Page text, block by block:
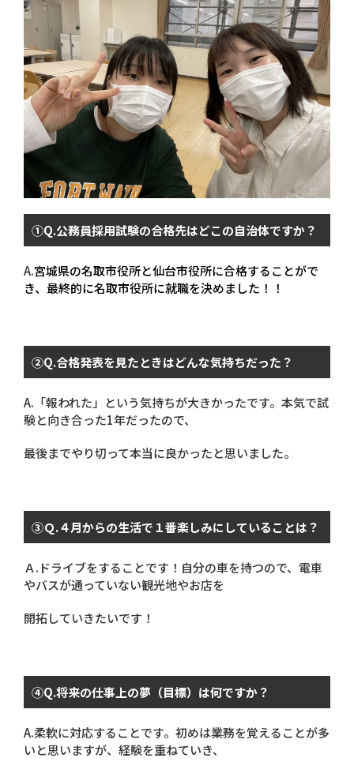
①Q.公務員採用試験の合格先はどこの自治体ですか？
A.宮城県の名取市役所と仙台市役所に合格することがで
き、最終的に名取市役所に就職を決めました！！
②Q.合格発表を見たときはどんな気持ちだった？
A. 「報われた」という気持ちが大きかったです。本気で試
験と向き合った1年だったので、
最後までやり切って本当に良かったと思いました。
③Ｑ.４月からの生活で１番楽しみにしていることは？
Ａ. ドライブをすることです！自分の車を持つので、電車
やバスが通っていない観光地やお店を
開拓していきたいです！
④Q.将来の仕事上の夢（目標）は何ですか？
A.柔軟に対応することです。初めは業務を覚えることが多
いと思いますが、経験を重ねていき、